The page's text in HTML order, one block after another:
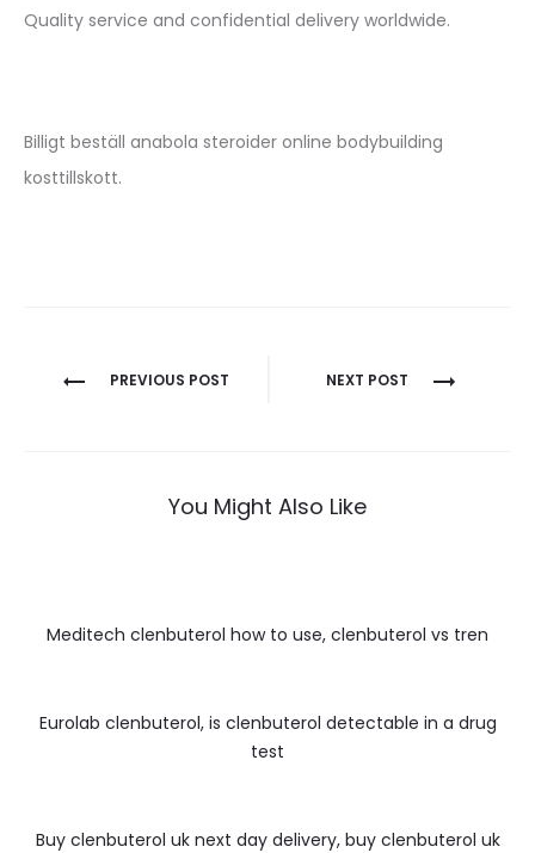
Quality service and confidential delivery worldwide.
Billigt beställ anabola steroider online bodybuilding
kosttillskott.
Nawigacja
PREVIOUS POST NEXT POST
You Might Also Like
Meditech clenbuterol how to use, clenbuterol vs tren
Eurolab clenbuterol, is clenbuterol detectable in a drug
test
Buy clenbuterol uk next day delivery, buy clenbuterol uk